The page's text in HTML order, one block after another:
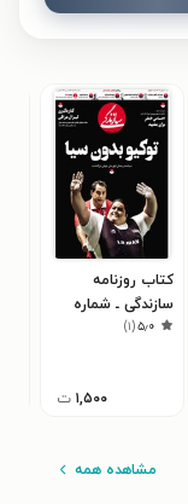
کتاب روزنامه
سازندگی ـ شماره
۶۱۸ ـ ۱۳ اسفند ۹۸۵٫۰(۱)
۱,۵۰۰ ت
مشاهده همه